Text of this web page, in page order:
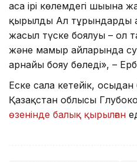
аса ірі көлемдегі шығынға
қырылды Ал тұрғындарды
жасыл түске боялуы – ол
және мамыр айларында су
арнайы бояу бөледі», –
Еске сала кетейік,
Қазақстан облысы
өзенінде балық қырылған